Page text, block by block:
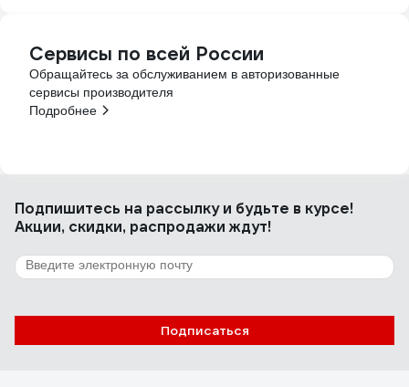
Сервисы по всей России
Обращайтесь за обслуживанием в авторизованные
сервисы производителя
Подробнее
Подпишитесь на рассылкуи будьте в курсе!
Акции, скидки, распродажи ждут!
Подписаться